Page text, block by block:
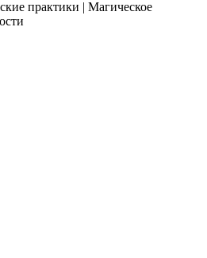
практики | Магическое